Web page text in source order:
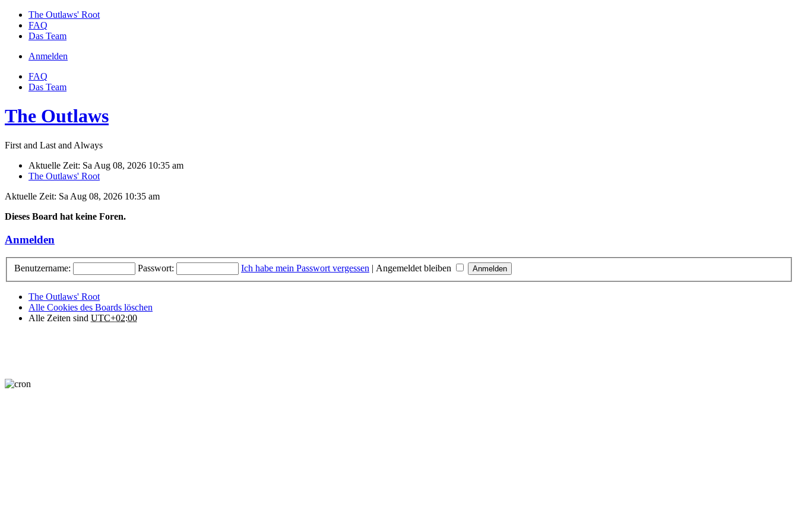
The Outlaws' Root
FAQ
Das Team
Anmelden
FAQ
Das Team
The Outlaws
First and Last and Always
Aktuelle Zeit: Sa Aug 08, 2026 10:35 am
The Outlaws' Root
Aktuelle Zeit: Sa Aug 08, 2026 10:35 am
Dieses Board hat keine Foren.
Anmelden
Benutzername: Passwort: Ich habe mein Passwort vergessen | Angemeldet bleiben
The Outlaws' Root
Alle Cookies des Boards löschen
Alle Zeiten sind UTC+02:00